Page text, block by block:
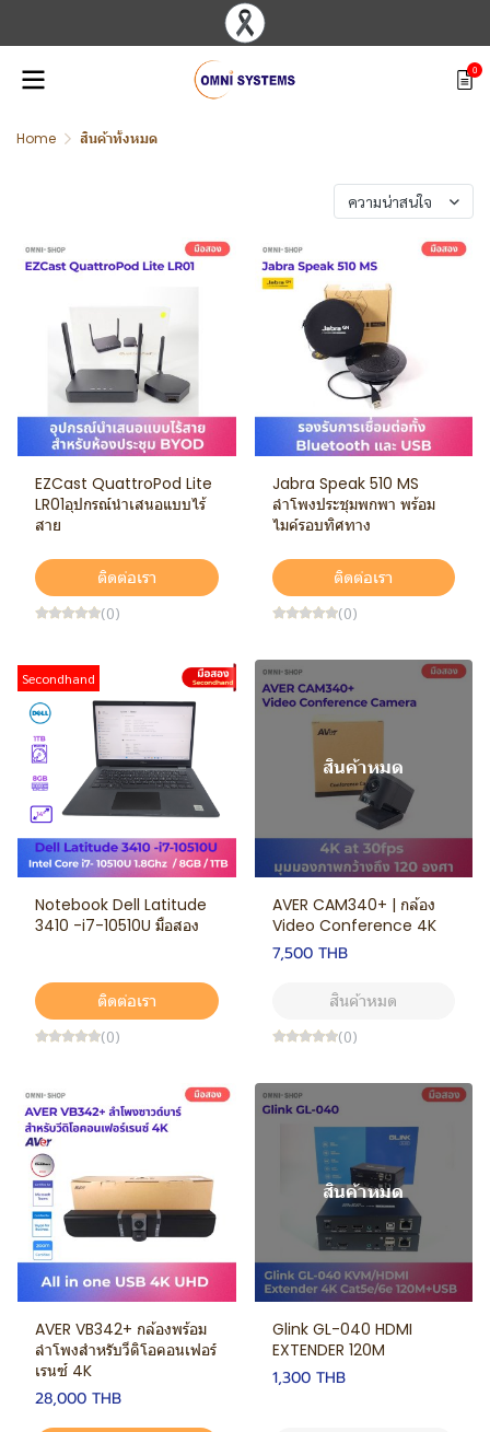
0
Home สินค้าทั้งหมด
ความน่าสนใจ
EZCast QuattroPod Lite
LR01อุปกรณ์นำเสนอแบบไร้
สาย
ติดต่อเรา
(0)
Jabra Speak 510 MS
ลำโพงประชุมพกพา พร้อม
ไมค์รอบทิศทาง
ติดต่อเรา
(0)
Secondhand
Notebook Dell Latitude
3410 -i7-10510U มือสอง
ติดต่อเรา
(0)
สินค้าหมด
AVER CAM340+ | กล้อง
Video Conference 4K
7,500 THB
สินค้าหมด
(0)
AVER VB342+ กล้องพร้อม
ลำโพงสำหรับวีดิโอคอนเฟอร์
เรนซ์ 4K
28,000 THB
สินค้าหมด
Glink GL-040 HDMI
EXTENDER 120M
1,300 THB